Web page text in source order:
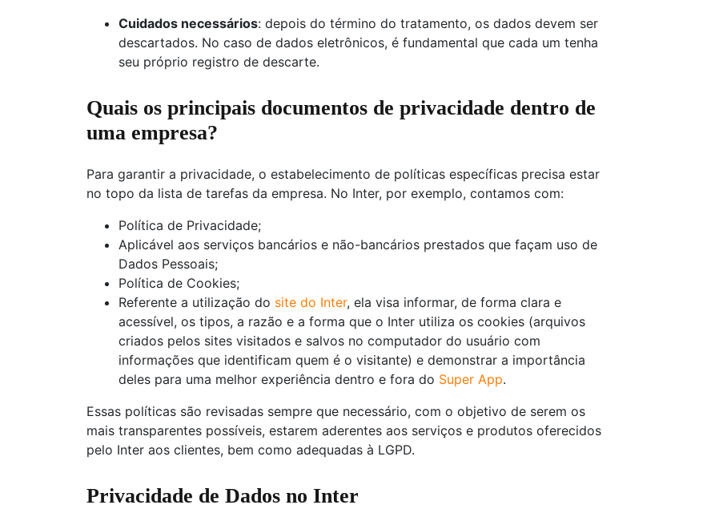
Cuidados necessários: depois do término do tratamento, os dados devem ser
descartados. No caso de dados eletrônicos, é fundamental que cada um tenha
seu próprio registro de descarte.
Quais os principais documentos de privacidade dentro de
uma empresa?
Para garantir a privacidade, o estabelecimento de políticas específicas precisa estar
no topo da lista de tarefas da empresa. No Inter, por exemplo, contamos com:
Política de Privacidade;
Aplicável aos serviços bancários e não-bancários prestados que façam uso de
Dados Pessoais;
Política de Cookies;
Referente a utilização do site do Inter, ela visa informar, de forma clara e
acessível, os tipos, a razão e a forma que o Inter utiliza os cookies (arquivos
criados pelos sites visitados e salvos no computador do usuário com
informações que identificam quem é o visitante) e demonstrar a importância
deles para uma melhor experiência dentro e fora do Super App.
Essas políticas são revisadas sempre que necessário, com o objetivo de serem os
mais transparentes possíveis, estarem aderentes aos serviços e produtos oferecidos
pelo Inter aos clientes, bem como adequadas à LGPD.
Privacidade de Dados no Inter